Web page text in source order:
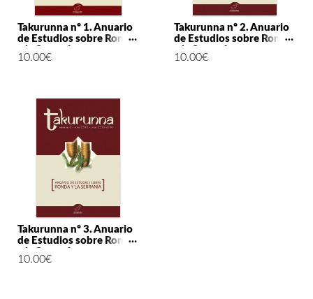
Takurunna nº 1. Anuario
de Estudios sobre Ronda
y la Serranía
10.00€
Takurunna nº 2. Anuario
de Estudios sobre Ronda
y la Serranía
10.00€
Takurunna nº 3. Anuario
de Estudios sobre Ronda
y la Serranía
10.00€